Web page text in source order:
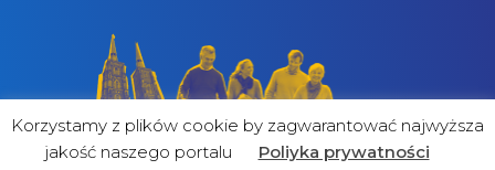
Korzystamy z plików cookie by zagwarantować najwyższa
jakość naszego portalu
Poliyka prywatności